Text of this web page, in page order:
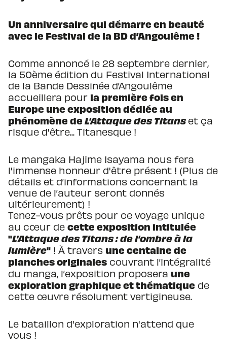
Un anniversaire qui démarre en beauté
avec le Festival de la BD d’Angoulême !
Comme annoncé le 28 septembre dernier,
la 50ème édition du Festival International
de la Bande Dessinée d’Angoulême
accueillera pour la première fois en
Europe une exposition dédiée au
phénomène de L'Attaque des Titanset ça
risque d'être... Titanesque !
Le mangaka Hajime Isayama nous fera
l'immense honneur d'être présent ! (Plus de
détails et d’informations concernant la
venue de l’auteur seront donnés
ultérieurement) !
Tenez-vous prêts pour ce voyage unique
au cœur de cette exposition intitulée
"L'Attaque des Titans : de l'ombre à la
lumière" ! À travers une centaine de
planches originales couvrant l’intégralité
du manga, l’exposition proposera une
exploration graphique et thématique de
cette œuvre résolument vertigineuse.
Le bataillon d'exploration n'attend que
vous !